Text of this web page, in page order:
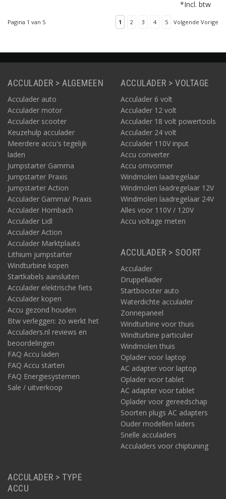
en alternators. Het is de
laden en te
onderhouden.
*Incl. btw
Pagina 1 van 5 1 2 3 4 5 Volgende Vorige
ACCULADER > ALGEMEEN
Acculader auto
Acculader motor
Acculader scooter
Keuzehulp acculader
Meerdere accu's tegelijk
laden
Jumpstarter Gamma
Jumpstarter Praxis
Jumpstarter Action
Acculader Gamma/ Praxis
Acculader Hornbach
Acculader Lidl
Acculader Action
Acculader Marktplaats
Lithium jumpstarter
Windturbine kopen
Startkabels aansluiten
Acculader elektrische fiets
Acculader kopen
Accu gezond houden
Btw verleggen: zo werkt het
Acculaders.nl reviews en
beoordelingen
FAQ Accu laden
FAQ Accu starten
FAQ Energiesystemen
Sale / uitverkoop
ACCULADER > VOLTAGE
Acculader 6 volt
Acculader 12 volt
Acculader 18 volt powertools
Acculader 24 volt
Acculader 110V input
Accu converter
Accu omvormer
Windmolen laadregelaar
Windmolen laadregelaar 12V
Windmolen laadregelaar 24V
Alles voor 110V / 120V
Accu voltage meten
ACCULADER > SOORT
Acculader
Druppellader
Startbooster auto
Waterdichte acculader
Zonnepaneel
Windturbine voor thuis
Windturbine particulier
Windmolen thuis
Oplader voor laptop
AC adapter voor laptop
Oplader voor tablet
AC adapter voor tablet
Oplader voor gereedschap
Soorten plugs AC adapters
Ouder modellen laders
Snelle acculaders
Acculaders voor chiptuning
ACCULADER > TYPE
ACCU